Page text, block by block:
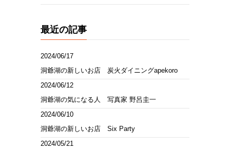
最近の記事
2024/06/17
洞爺湖の新しいお店 炭火ダイニングapekoro
2024/06/12
洞爺湖の気になる人 写真家 野呂圭一
2024/06/10
洞爺湖の新しいお店 Six Party
2024/05/21